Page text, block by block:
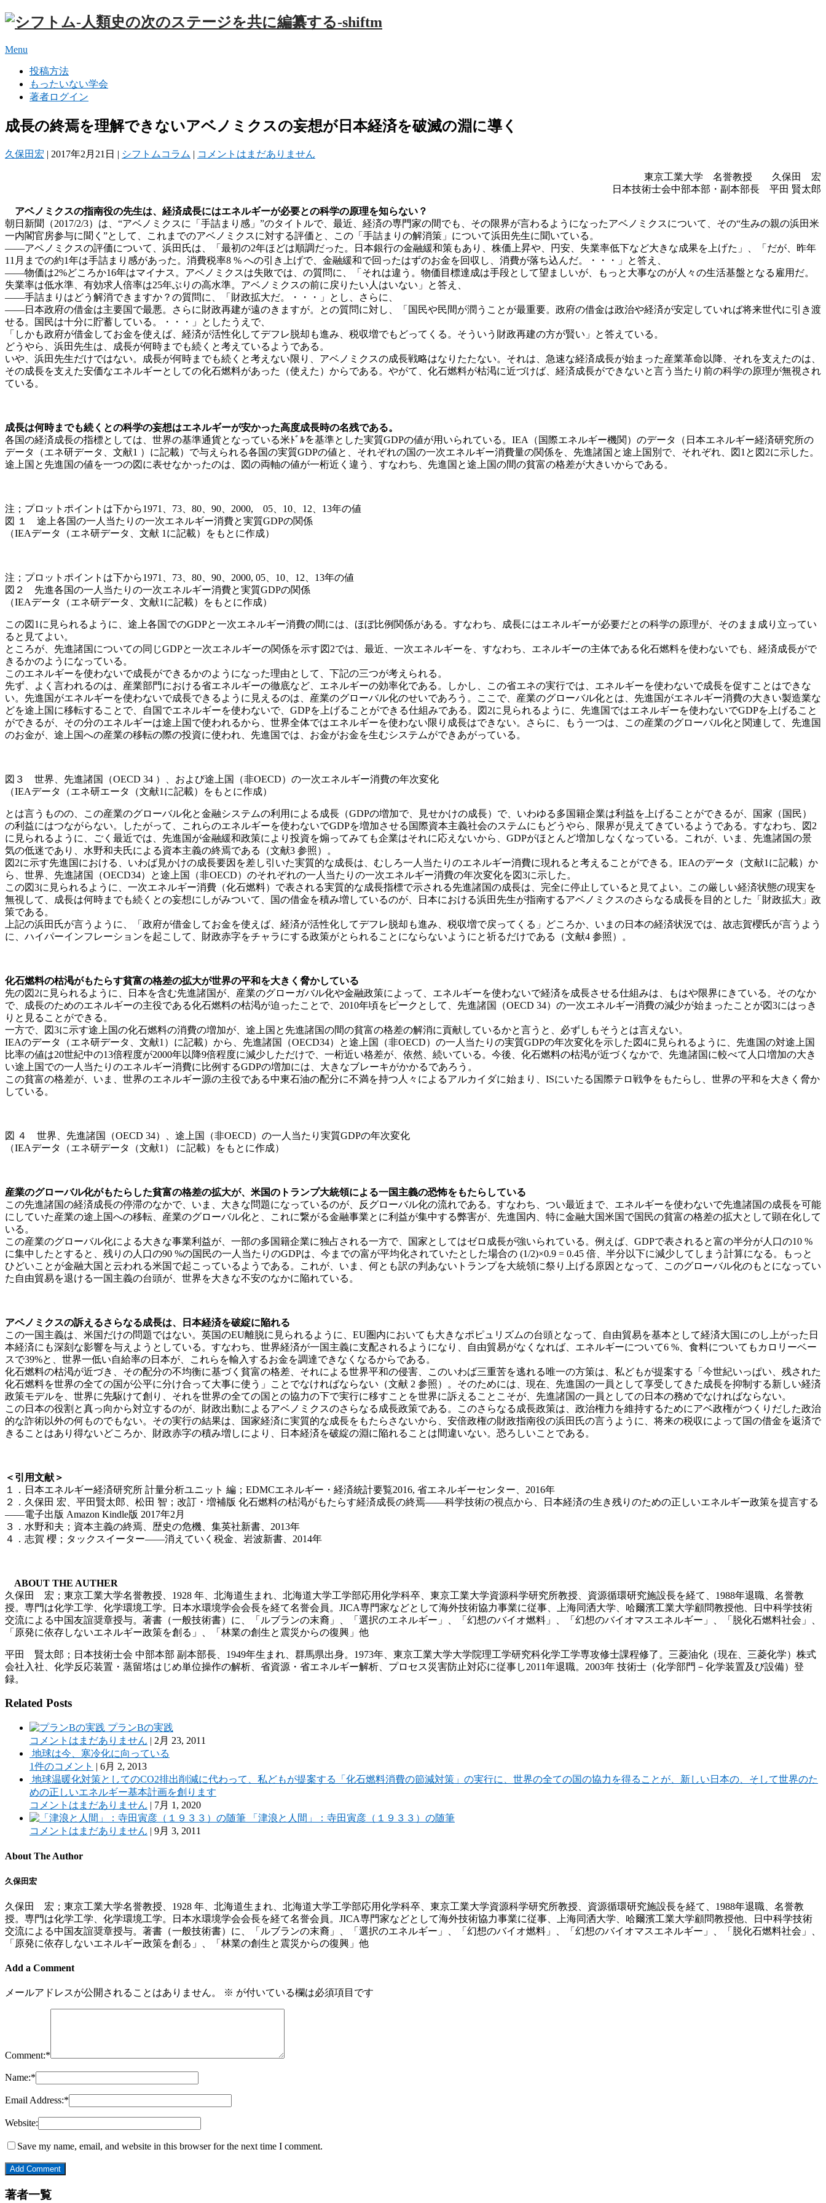
Menu
投稿方法
もったいない学会
著者ログイン
成長の終焉を理解できないアベノミクスの妄想が日本経済を破滅の淵に導く
久保田宏 | 2017年2月21日 | シフトムコラム | コメントはまだありません
東京工業大学 名誉教授 久保田 宏
日本技術士会中部本部・副本部長 平田 賢太郎
アベノミクスの指南役の先生は、経済成長にはエネルギーが必要との科学の原理を知らない？
朝日新聞（2017/2/3）は、“アベノミクスに「手詰まり感」”のタイトルで、最近、経済の専門家の間でも、その限界が言わるようになったアベノミクスについて、その“生みの親の浜田米
一内閣官房参与に聞く”として、これまでのアベノミクスに対する評価と、この「手詰まりの解消策」について浜田先生に聞いている。
――アベノミクスの評価について、浜田氏は、「最初の2年ほどは順調だった。日本銀行の金融緩和策もあり、株価上昇や、円安、失業率低下など大きな成果を上げた」、「だが、昨年
11月までの約1年は手詰まり感があった。消費税率8 % への引き上げで、金融緩和で回ったはずのお金を回収し、消費が落ち込んだ。・・・」と答え、
――物価は2%どころか16年はマイナス。アベノミクスは失敗では、の質問に、「それは違う。物価目標達成は手段として望ましいが、もっと大事なのが人々の生活基盤となる雇用だ。
失業率は低水準、有効求人倍率は25年ぶりの高水準。アベノミクスの前に戻りたい人はいない」と答え、
――手詰まりはどう解消できますか？の質問に、「財政拡大だ。・・・」とし、さらに、
――日本政府の借金は主要国で最悪。さらに財政再建が遠のきますが。との質問に対し、「国民や民間が潤うことが最重要。政府の借金は政治や経済が安定していれば将来世代に引き渡
せる。国民は十分に貯蓄している。・・・」としたうえで、
「しかも政府が借金してお金を使えば、経済が活性化してデフレ脱却も進み、税収増でもどってくる。そういう財政再建の方が賢い」と答えている。
どうやら、浜田先生は、成長が何時までも続くと考えているようである。
いや、浜田先生だけではない。成長が何時までも続くと考えない限り、アベノミクスの成長戦略はなりたたない。それは、急速な経済成長が始まった産業革命以降、それを支えたのは、
その成長を支えた安価なエネルギーとしての化石燃料があった（使えた）からである。やがて、化石燃料が枯渇に近づけば、経済成長ができないと言う当たり前の科学の原理が無視され
ている。
成長は何時までも続くとの科学の妄想はエネルギーが安かった高度成長時の名残である。
各国の経済成長の指標としては、世界の基準通貨となっている米ﾄﾞﾙを基準とした実質GDPの値が用いられている。IEA（国際エネルギー機関）のデータ（日本エネルギー経済研究所の
データ（エネ研データ、文献1 ）に記載）で与えられる各国の実質GDPの値と、それぞれの国の一次エネルギー消費量の関係を、先進諸国と途上国別で、それぞれ、図1と図2に示した。
途上国と先進国の値を一つの図に表せなかったのは、図の両軸の値が一桁近く違う、すなわち、先進国と途上国の間の貧富の格差が大きいからである。
注；プロットポイントは下から1971、73、80、90、2000, 05、10、12、13年の値
図 １ 途上各国の一人当たりの一次エネルギー消費と実質GDPの関係
（IEAデータ（エネ研データ、文献 1に記載）をもとに作成）
注；プロットポイントは下から1971、73、80、90、2000, 05、10、12、13年の値
図２ 先進各国の一人当たりの一次エネルギー消費と実質GDPの関係
（IEAデータ（エネ研データ、文献1に記載）をもとに作成）
この図1に見られるように、途上各国でのGDPと一次エネルギー消費の間には、ほぼ比例関係がある。すなわち、成長にはエネルギーが必要だとの科学の原理が、そのまま成り立ってい
ると見てよい。
ところが、先進諸国についての同じGDPと一次エネルギーの関係を示す図2では、最近、一次エネルギーを、すなわち、エネルギーの主体である化石燃料を使わないでも、経済成長がで
きるかのようになっている。
このエネルギーを使わないで成長ができるかのようになった理由として、下記の三つが考えられる。
先ず、よく言われるのは、産業部門における省エネルギーの徹底など、エネルギーの効率化である。しかし、この省エネの実行では、エネルギーを使わないで成長を促すことはできな
い。先進国がエネルギーを使わないで成長できるように見えるのは、産業のグローバル化のせいであろう。ここで、産業のグローバル化とは、先進国がエネルギー消費の大きい製造業な
どを途上国に移転することで、自国でエネルギーを使わないで、GDPを上げることができる仕組みである。図2に見られるように、先進国ではエネルギーを使わないでGDPを上げること
ができるが、その分のエネルギーは途上国で使われるから、世界全体ではエネルギーを使わない限り成長はできない。さらに、もう一つは、この産業のグローバル化と関連して、先進国
のお金が、途上国への産業の移転の際の投資に使われ、先進国では、お金がお金を生むシステムができあがっている。
図３ 世界、先進諸国（OECD 34 ）、および途上国（非OECD）の一次エネルギー消費の年次変化
（IEAデータ（エネ研エータ（文献1に記載）をもとに作成）
とは言うものの、この産業のグローバル化と金融システムの利用による成長（GDPの増加で、見せかけの成長）で、いわゆる多国籍企業は利益を上げることができるが、国家（国民）
の利益にはつながらない。したがって、これらのエネルギーを使わないでGDPを増加させる国際資本主義社会のステムにもどうやら、限界が見えてきているようである。すなわち、図2
に見られるように、ごく最近では、先進国が金融緩和政策により投資を煽ってみても企業はそれに応えないから、GDPがほとんど増加しなくなっている。これが、いま、先進諸国の景
気の低迷であり、水野和夫氏による資本主義の終焉である（文献3 参照）。
図2に示す先進国における、いわば見かけの成長要因を差し引いた実質的な成長は、むしろ一人当たりのエネルギー消費に現れると考えることができる。IEAのデータ（文献1に記載）か
ら、世界、先進諸国（OECD34）と途上国（非OECD）のそれぞれの一人当たりの一次エネルギー消費の年次変化を図3に示した。
この図3に見られるように、一次エネルギー消費（化石燃料）で表される実質的な成長指標で示される先進諸国の成長は、完全に停止していると見てよい。この厳しい経済状態の現実を
無視して、成長は何時までも続くとの妄想にしがみついて、国の借金を積み増しているのが、日本における浜田先生が指南するアベノミクスのさらなる成長を目的とした「財政拡大」政
策である。
上記の浜田氏が言うように、「政府が借金してお金を使えば、経済が活性化してデフレ脱却も進み、税収増で戻ってくる」どころか、いまの日本の経済状況では、故志賀櫻氏が言うよう
に、ハイパーインフレーションを起こして、財政赤字をチャラにする政策がとられることにならないようにと祈るだけである（文献4 参照）。
化石燃料の枯渇がもたらす貧富の格差の拡大が世界の平和を大きく脅かしている
先の図2に見られるように、日本を含む先進諸国が、産業のグローガバル化や金融政策によって、エネルギーを使わないで経済を成長させる仕組みは、もはや限界にきている。そのなか
で、成長のためのエネルギーの主役である化石燃料の枯渇が迫ったことで、2010年頃をピークとして、先進諸国（OECD 34）の一次エネルギー消費の減少が始まったことが図3にはっき
りと見ることができる。
一方で、図3に示す途上国の化石燃料の消費の増加が、途上国と先進諸国の間の貧富の格差の解消に貢献しているかと言うと、必ずしもそうとは言えない。
IEAのデータ（エネ研データ、文献1）に記載）から、先進諸国（OECD34）と途上国（非OECD）の一人当たりの実質GDPの年次変化を示した図4に見られるように、先進国の対途上国
比率の値は20世紀中の13倍程度が2000年以降9倍程度に減少しただけで、一桁近い格差が、依然、続いている。今後、化石燃料の枯渇が近づくなかで、先進諸国に較べて人口増加の大き
い途上国での一人当たりのエネルギー消費に比例するGDPの増加には、大きなブレーキがかかるであろう。
この貧富の格差が、いま、世界のエネルギー源の主役である中東石油の配分に不満を持つ人々によるアルカイダに始まり、ISにいたる国際テロ戦争をもたらし、世界の平和を大きく脅か
している。
図 ４ 世界、先進諸国（OECD 34）、途上国（非OECD）の一人当たり実質GDPの年次変化
（IEAデータ（エネ研データ（文献1） に記載）をもとに作成）
産業のグローバル化がもたらした貧富の格差の拡大が、米国のトランプ大統領による一国主義の恐怖をもたらしている
この先進諸国の経済成長の停滞のなかで、いま、大きな問題になっているのが、反グローバル化の流れである。すなわち、つい最近まで、エネルギーを使わないで先進諸国の成長を可能
にしていた産業の途上国への移転、産業のグローバル化と、これに繋がる金融事業とに利益が集中する弊害が、先進国内、特に金融大国米国で国民の貧富の格差の拡大として顕在化して
いる。
この産業のグローバル化による大きな事業利益が、一部の多国籍企業に独占される一方で、国家としてはゼロ成長が強いられている。例えば、GDPで表されると富の半分が人口の10 %
に集中したとすると、残りの人口の90 %の国民の一人当たりのGDPは、今までの富が平均化されていたとした場合の (1/2)×0.9 = 0.45 倍、半分以下に減少してしまう計算になる。もっと
ひどいことが金融大国と云われる米国で起こっているようである。これが、いま、何とも訳の判あないトランプを大統領に祭り上げる原因となって、このグローバル化のもとになってい
た自由貿易を退ける一国主義の台頭が、世界を大きな不安のなかに陥れている。
アベノミクスの訴えるさらなる成長は、日本経済を破綻に陥れる
この一国主義は、米国だけの問題ではない。英国のEU離脱に見られるように、EU圏内においても大きなポピュリズムの台頭となって、自由貿易を基本として経済大国にのし上がった日
本経済にも深刻な影響を与えようとしている。すなわち、世界経済が一国主義に支配されるようになり、自由貿易がなくなれば、エネルギーについて6 %、食料についてもカロリーベー
スで39%と、世界一低い自給率の日本が、これらを輸入するお金を調達できなくなるからである。
化石燃料の枯渇が近づき、その配分の不均衡に基づく貧富の格差、それによる世界平和の侵害、このいわば三重苦を逃れる唯一の方策は、私どもが提案する「今世紀いっぱい、残された
化石燃料を世界の全ての国が公平に分け合って大事に使う」ことでなければならない（文献 2 参照）。そのためには、現在、先進国の一員として享受してきた成長を抑制する新しい経済
政策モデルを、世界に先駆けて創り、それを世界の全ての国との協力の下で実行に移すことを世界に訴えることこそが、先進諸国の一員としての日本の務めでなければならない。
この日本の役割と真っ向から対立するのが、財政出動によるアベノミクスのさらなる成長政策である。このさらなる成長政策は、政治権力を維持するためにアベ政権がつくりだした政治
的な詐術以外の何ものでもない。その実行の結果は、国家経済に実質的な成長をもたらさないから、安倍政権の財政指南役の浜田氏の言うように、将来の税収によって国の借金を返済で
きることはあり得ないどころか、財政赤字の積み増しにより、日本経済を破綻の淵に陥れることは間違いない。恐ろしいことである。
＜引用文献＞
１．日本エネルギー経済研究所 計量分析ユニット 編；EDMCエネルギー・経済統計要覧2016, 省エネルギーセンター、2016年
２．久保田 宏、平田賢太郎、松田 智；改訂・増補版 化石燃料の枯渇がもたらす経済成長の終焉――科学技術の視点から、日本経済の生き残りのための正しいエネルギー政策を提言する
――電子出版 Amazon Kindle版 2017年2月
３．水野和夫；資本主義の終焉、歴史の危機、集英社新書、2013年
４．志賀 櫻；タックスイーター――消えていく税金、岩波新書、2014年
ABOUT THE AUTHER
久保田 宏；東京工業大学名誉教授、1928 年、北海道生まれ、北海道大学工学部応用化学科卒、東京工業大学資源科学研究所教授、資源循環研究施設長を経て、1988年退職、名誉教
授。専門は化学工学、化学環境工学。日本水環境学会会長を経て名誉会員。JICA専門家などとして海外技術協力事業に従事、上海同洒大学、哈爾濱工業大学顧問教授他、日中科学技術
交流による中国友誼奨章授与。著書（一般技術書）に、「ルブランの末裔」、「選択のエネルギー」、「幻想のバイオ燃料」、「幻想のバイオマスエネルギー」、「脱化石燃料社会」、
「原発に依存しないエネルギー政策を創る」、「林業の創生と震災からの復興」他
平田 賢太郎；日本技術士会 中部本部 副本部長、1949年生まれ、群馬県出身。1973年、東京工業大学大学院理工学研究科化学工学専攻修士課程修了。三菱油化（現在、三菱化学）株式
会社入社、化学反応装置・蒸留塔はじめ単位操作の解析、省資源・省エネルギー解析、プロセス災害防止対応に従事し2011年退職。2003年 技術士（化学部門－化学装置及び設備）登
録。
Related Posts
プランBの実践
コメントはまだありません | 2月 23, 2011
地球は今、寒冷化に向っている
1件のコメント | 6月 2, 2013
地球温暖化対策としてのCO2排出削減に代わって、私どもが提案する「化石燃料消費の節減対策」の実行に、世界の全ての国の協力を得ることが、新しい日本の、そして世界のた
めの正しいエネルギー基本計画を創ります
コメントはまだありません | 7月 1, 2020
「津浪と人間」：寺田寅彦（１９３３）の随筆
コメントはまだありません | 9月 3, 2011
About The Author
久保田宏
久保田 宏；東京工業大学名誉教授、1928 年、北海道生まれ、北海道大学工学部応用化学科卒、東京工業大学資源科学研究所教授、資源循環研究施設長を経て、1988年退職、名誉教
授。専門は化学工学、化学環境工学。日本水環境学会会長を経て名誉会員。JICA専門家などとして海外技術協力事業に従事、上海同洒大学、哈爾濱工業大学顧問教授他、日中科学技術
交流による中国友誼奨章授与。著書（一般技術書）に、「ルブランの末裔」、「選択のエネルギー」、「幻想のバイオ燃料」、「幻想のバイオマスエネルギー」、「脱化石燃料社会」、
「原発に依存しないエネルギー政策を創る」、「林業の創生と震災からの復興」他
Add a Comment
メールアドレスが公開されることはありません。 ※ が付いている欄は必須項目です
Comment:*
Name:*
Email Address:*
Website:
Save my name, email, and website in this browser for the next time I comment.
著者一覧